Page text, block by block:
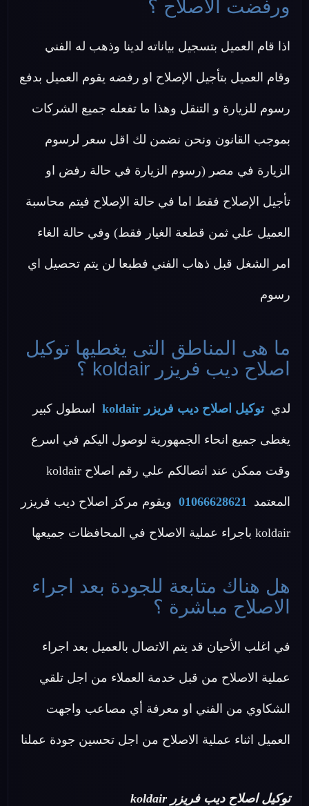
ورفضت الاصلاح ؟
اذا قام العميل بتسجيل بياناته لدينا وذهب له الفني
وقام العميل بتأجيل الإصلاح او رفضه يقوم العميل بدفع
رسوم للزيارة و التنقل وهذا ما تفعله جميع الشركات
بموجب القانون ونحن نضمن لك اقل سعر لرسوم
الزيارة في مصر (رسوم الزيارة في حالة رفض او
تأجيل الإصلاح فقط اما في حالة الإصلاح فيتم محاسبة
العميل علي ثمن قطعة الغيار فقط) وفي حالة الغاء
امر الشغل قبل ذهاب الفني فطبعا لن يتم تحصيل اي
رسوم
ما هى المناطق التى يغطيها توكيل
اصلاح ديب فريزر koldair ؟
لدي توكيل اصلاح ديب فريزر koldair اسطول كبير
يغطى جميع انحاء الجمهورية لوصول اليكم في اسرع
وقت ممكن عند اتصالكم علي رقم اصلاح koldair
المعتمد 01066628621 ويقوم مركز اصلاح ديب فريزر
koldair باجراء عملية الاصلاح في المحافظات جميعها
هل هناك متابعة للجودة بعد اجراء
الاصلاح مباشرة ؟
في اغلب الأحيان قد يتم الاتصال بالعميل بعد اجراء
عملية الاصلاح من قبل خدمة العملاء من اجل تلقي
الشكاوي من الفني او معرفة أي مصاعب واجهت
العميل اثناء عملية الاصلاح من اجل تحسين جودة عملنا
توكيل اصلاح ديب فريزر koldair